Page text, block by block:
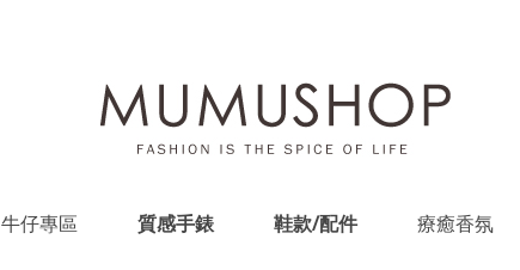
牛仔專區 質感手錶 鞋款/配件 療癒香氛